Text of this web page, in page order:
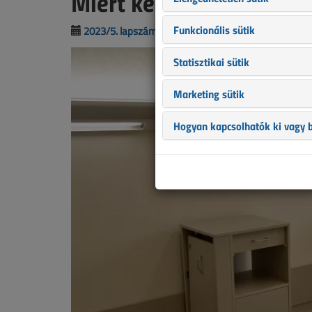
2023/5. lapszám támogatott cikk |
Funkcionális sütik
Statisztikai sütik
Marketing sütik
Hogyan kapcsolhatók ki vagy